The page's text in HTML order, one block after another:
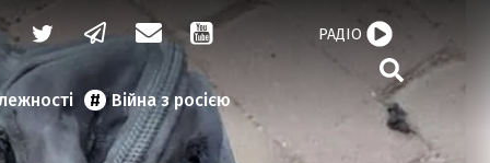
Війна з росією
РАДІО